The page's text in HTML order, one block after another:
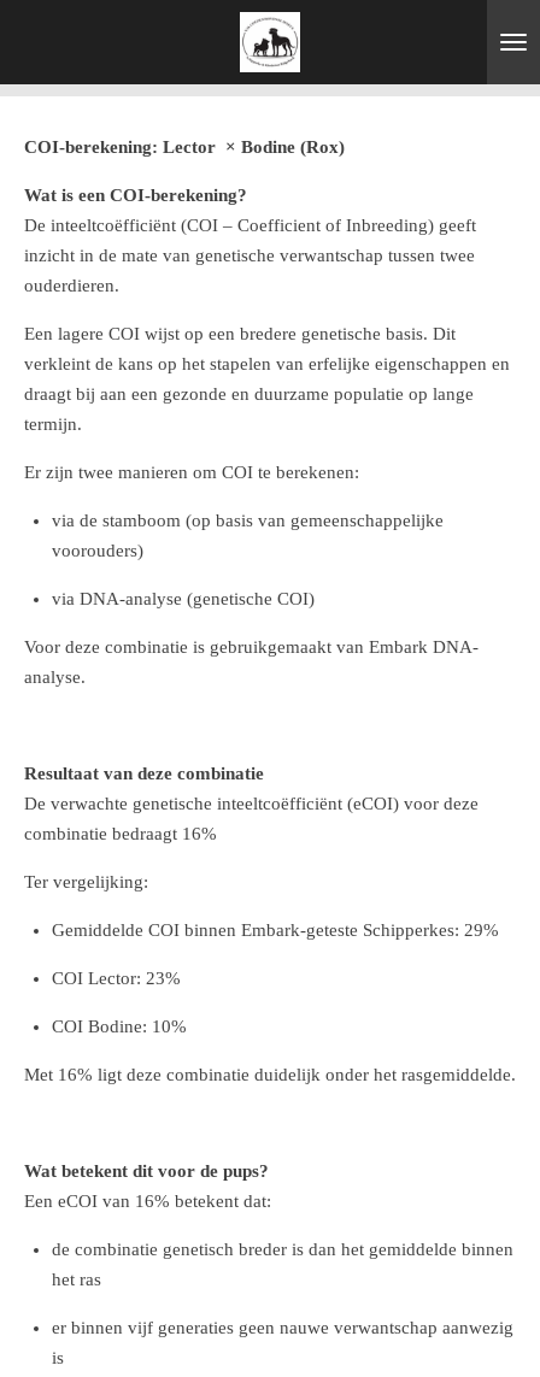
naar
hoofdinhoud
COI-berekening: Lector × Bodine (Rox)
Wat is een COI-berekening?
De inteeltcoëfficiënt (COI – Coefficient of Inbreeding) geeft
inzicht in de mate van genetische verwantschap tussen twee
ouderdieren.
Een lagere COI wijst op een bredere genetische basis. Dit
verkleint de kans op het stapelen van erfelijke eigenschappen en
draagt bij aan een gezonde en duurzame populatie op lange
termijn.
Er zijn twee manieren om COI te berekenen:
via de stamboom (op basis van gemeenschappelijke
voorouders)
via DNA-analyse (genetische COI)
Voor deze combinatie is gebruikgemaakt van Embark DNA-
analyse.
Resultaat van deze combinatie
De verwachte genetische inteeltcoëfficiënt (eCOI) voor deze
combinatie bedraagt 16%
Ter vergelijking:
Gemiddelde COI binnen Embark-geteste Schipperkes: 29%
COI Lector: 23%
COI Bodine: 10%
Met 16% ligt deze combinatie duidelijk onder het rasgemiddelde.
Wat betekent dit voor de pups?
Een eCOI van 16% betekent dat:
de combinatie genetisch breder is dan het gemiddelde binnen
het ras
er binnen vijf generaties geen nauwe verwantschap aanwezig
is